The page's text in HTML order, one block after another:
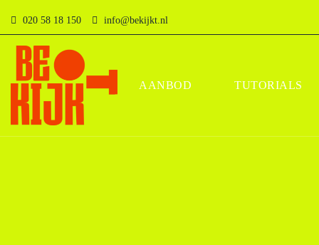
020 58 18 150 info@bekijkt.nl
AANBOD TUTORIALS